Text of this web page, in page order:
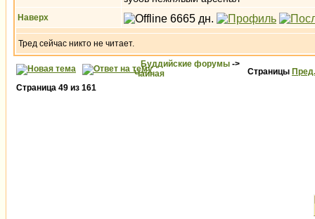
Наверх
Тред сейчас никто не читает.
Буддийские форумы ->
Чайная
Страницы Пред.
Страница 49 из 161